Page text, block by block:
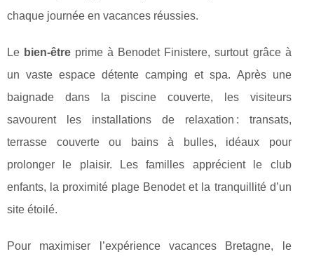
chaque journée en vacances réussies.
Le bien-être prime à Benodet Finistere, surtout grâce à
un vaste espace détente camping et spa. Après une
baignade dans la piscine couverte, les visiteurs
savourent les installations de relaxation : transats,
terrasse couverte ou bains à bulles, idéaux pour
prolonger le plaisir. Les familles apprécient le club
enfants, la proximité plage Benodet et la tranquillité d’un
site étoilé.
Pour maximiser l’expérience vacances Bretagne, le